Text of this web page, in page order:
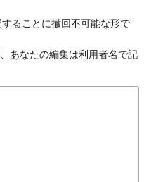
ることに撤回不可能な形で
あなたの編集は利用者名で記